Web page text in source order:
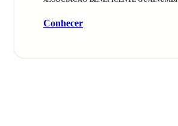
Conhecer